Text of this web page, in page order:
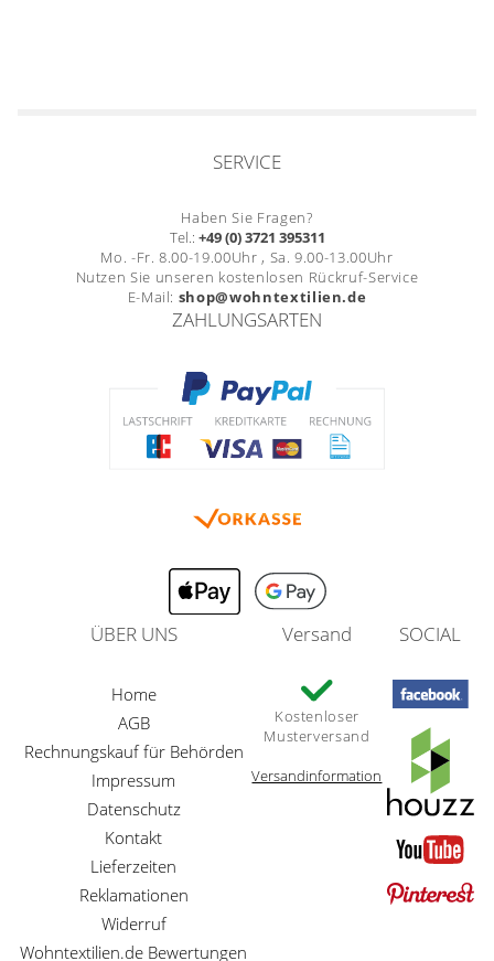
SERVICE
Haben Sie Fragen?
Tel.: +49 (0) 3721 395311
Mo. -Fr. 8.00-19.00Uhr , Sa. 9.00-13.00Uhr
Nutzen Sie unseren kostenlosen Rückruf-Service
E-Mail: shop@wohntextilien.de
ZAHLUNGSARTEN
ÜBER UNS
Home
AGB
Rechnungskauf für Behörden
Impressum
Datenschutz
Kontakt
Lieferzeiten
Reklamationen
Widerruf
Wohntextilien.de Bewertungen
Versand
Kostenloser
Musterversand
Versandinformation
SOCIAL